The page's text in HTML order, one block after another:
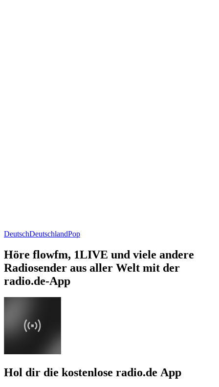
DeutschDeutschlandPop
Höre flowfm, 1LIVE und viele andere
Radiosender aus aller Welt mit der
radio.de-App
Hol dir die kostenlose radio.de App